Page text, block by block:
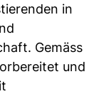
in
Gemäss
und